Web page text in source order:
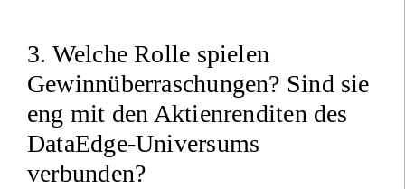
3. Welche Rolle spielen
Gewinnüberraschungen? Sind sie
eng mit den Aktienrenditen des
DataEdge-Universums
verbunden?